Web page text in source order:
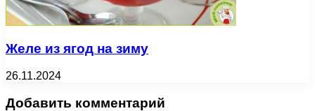
Желе из ягод на зиму
26.11.2024
Добавить комментарий